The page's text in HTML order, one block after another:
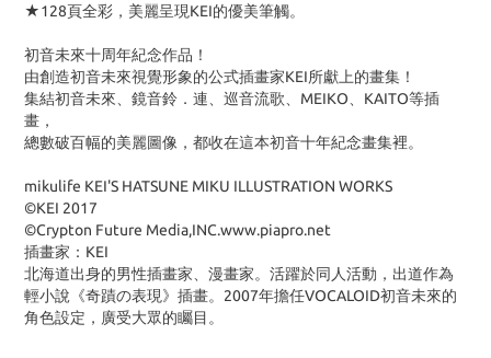
★128頁全彩，美麗呈現KEI的優美筆觸。
初音未來十周年紀念作品！
由創造初音未來視覺形象的公式插畫家KEI所獻上的畫集！
集結初音未來、鏡音鈴．連、巡音流歌、MEIKO、KAITO等插
畫，
總數破百幅的美麗圖像，都收在這本初音十年紀念畫集裡。
mikulife KEI'S HATSUNE MIKU ILLUSTRATION WORKS
©KEI 2017
©Crypton Future Media,INC.www.piapro.net
插畫家：KEI
北海道出身的男性插畫家、漫畫家。活躍於同人活動，出道作為
輕小說《奇蹟の表現》插畫。2007年擔任VOCALOID初音未來的
角色設定，廣受大眾的矚目。